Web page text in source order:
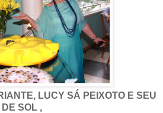
LUCY SÁ PEIXOTO E SEU
SOL ,